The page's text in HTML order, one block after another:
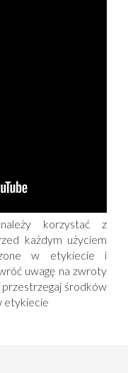
korzystać z
każdym użyciem
w etykiecie i
uwagę na zwroty
środków
etykiecie